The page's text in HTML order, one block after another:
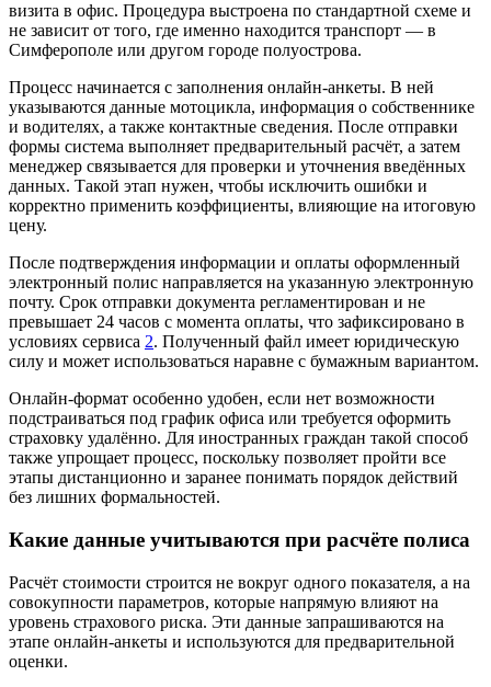
визита в офис. Процедура выстроена по стандартной схеме и
не зависит от того, где именно находится транспорт — в
Симферополе или другом городе полуострова.
Процесс начинается с заполнения онлайн‑анкеты. В ней
указываются данные мотоцикла, информация о собственнике
и водителях, а также контактные сведения. После отправки
формы система выполняет предварительный расчёт, а затем
менеджер связывается для проверки и уточнения введённых
данных. Такой этап нужен, чтобы исключить ошибки и
корректно применить коэффициенты, влияющие на итоговую
цену.
После подтверждения информации и оплаты оформленный
электронный полис направляется на указанную электронную
почту. Срок отправки документа регламентирован и не
превышает 24 часов с момента оплаты, что зафиксировано в
условиях сервиса 2. Полученный файл имеет юридическую
силу и может использоваться наравне с бумажным вариантом.
Онлайн‑формат особенно удобен, если нет возможности
подстраиваться под график офиса или требуется оформить
страховку удалённо. Для иностранных граждан такой способ
также упрощает процесс, поскольку позволяет пройти все
этапы дистанционно и заранее понимать порядок действий
без лишних формальностей.
Какие данные учитываются при расчёте полиса
Расчёт стоимости строится не вокруг одного показателя, а на
совокупности параметров, которые напрямую влияют на
уровень страхового риска. Эти данные запрашиваются на
этапе онлайн‑анкеты и используются для предварительной
оценки.